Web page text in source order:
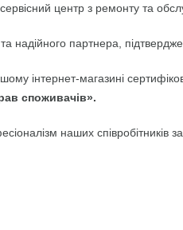
центр з ремонту та
надійного партнера,
інтернет-магазині
споживачів».
наших співробітників